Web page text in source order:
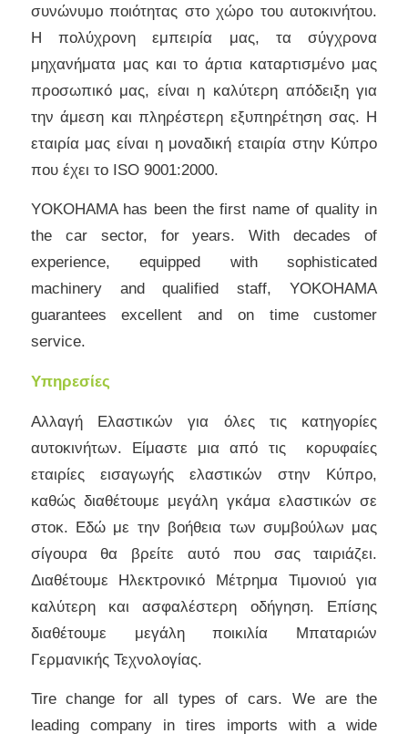
συνώνυμο ποιότητας στο χώρο του αυτοκινήτου.
Η πολύχρονη εμπειρία μας, τα σύγχρονα
μηχανήματα μας και το άρτια καταρτισμένο μας
προσωπικό μας, είναι η καλύτερη απόδειξη για
την άμεση και πληρέστερη εξυπηρέτηση σας. Η
εταιρία μας είναι η μοναδική εταιρία στην Κύπρο
που έχει το ISO 9001:2000.
YOKOHAMA has been the first name of quality in
the car sector, for years. With decades of
experience, equipped with sophisticated
machinery and qualified staff, YOKOHAMA
guarantees excellent and on time customer
service.
Υπηρεσίες
Αλλαγή Ελαστικών για όλες τις κατηγορίες
αυτοκινήτων. Είμαστε μια από τις κορυφαίες
εταιρίες εισαγωγής ελαστικών στην Κύπρο,
καθώς διαθέτουμε μεγάλη γκάμα ελαστικών σε
στοκ. Εδώ με την βοήθεια των συμβούλων μας
σίγουρα θα βρείτε αυτό που σας ταιριάζει.
Διαθέτουμε Ηλεκτρονικό Μέτρημα Τιμονιού για
καλύτερη και ασφαλέστερη οδήγηση. Επίσης
διαθέτουμε μεγάλη ποικιλία Μπαταριών
Γερμανικής Τεχνολογίας.
Tire change for all types of cars. We are the
leading company in tires imports with a wide